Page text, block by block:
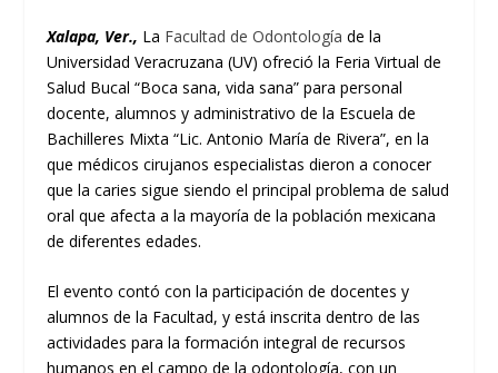
Xalapa, Ver., La Facultad de Odontología de la
Universidad Veracruzana (UV) ofreció la Feria Virtual de
Salud Bucal “Boca sana, vida sana” para personal
docente, alumnos y administrativo de la Escuela de
Bachilleres Mixta “Lic. Antonio María de Rivera”, en la
que médicos cirujanos especialistas dieron a conocer
que la caries sigue siendo el principal problema de salud
oral que afecta a la mayoría de la población mexicana
de diferentes edades.
El evento contó con la participación de docentes y
alumnos de la Facultad, y está inscrita dentro de las
actividades para la formación integral de recursos
humanos en el campo de la odontología, con un